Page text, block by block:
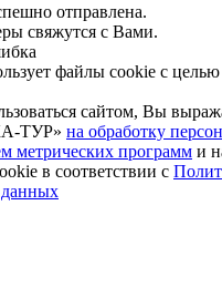
отправлена.
свяжутся с Вами.
файлы cookie с
сайтом, Вы
ТУР» на обработку
метрических программ и
в соответствии с